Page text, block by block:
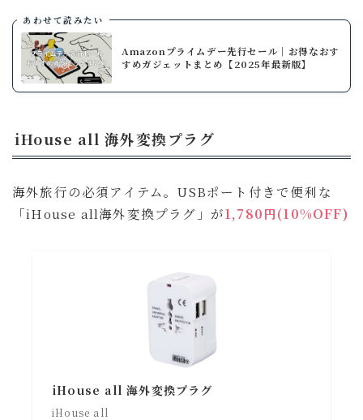
あわせて読みたい
Amazonプライムデー先行セール│お得なおす
すめガジェットまとめ【2025年最新版】
iHouse all 海外変換プラグ
海外旅行の必須アイテム。USBポート付きで便利な
「iHouse all海外変換プラグ」が1,780円(10%OFF)
iHouse all 海外変換プラグ
iHouse all